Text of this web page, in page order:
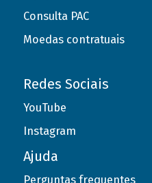
Consulta PAC
Moedas contratuais
Redes Sociais
YouTube
Instagram
Ajuda
Perguntas frequentes